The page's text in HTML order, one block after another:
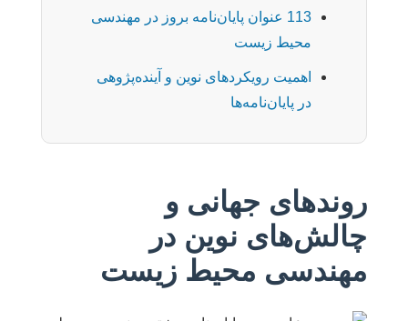
113 عنوان پایان‌نامه بروز در مهندسی
محیط زیست
اهمیت رویکردهای نوین و آینده‌پژوهی
در پایان‌نامه‌ها
روندهای جهانی و
چالش‌های نوین در
مهندسی محیط زیست